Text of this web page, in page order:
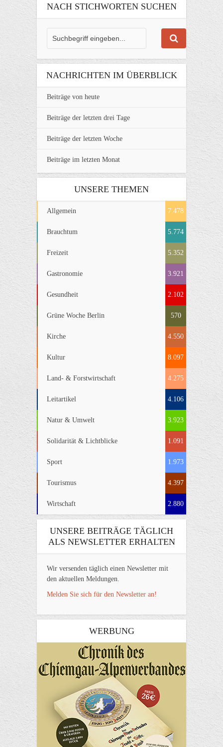
NACH STICHWORTEN SUCHEN
NACHRICHTEN IM ÜBERBLICK
Beiträge von heute
Beiträge der letzten drei Tage
Beiträge der letzten Woche
Beiträge im letzten Monat
UNSERE THEMEN
Allgemein 7.478
Brauchtum 5.774
Freizeit 5.352
Gastronomie 3.921
Gesundheit 2.102
Grüne Woche Berlin 570
Kirche 4.550
Kultur 8.097
Land- & Forstwirtschaft 4.275
Leitartikel 4.106
Natur & Umwelt 3.923
Solidarität & Lichtblicke 1.091
Sport 1.973
Tourismus 4.397
Wirtschaft 2.880
UNSERE BEITRÄGE TÄGLICH
ALS NEWSLETTER ERHALTEN
Wir versenden täglich einen Newsletter mit
den aktuellen Meldungen.
Melden Sie sich für den Newsletter an!
WERBUNG